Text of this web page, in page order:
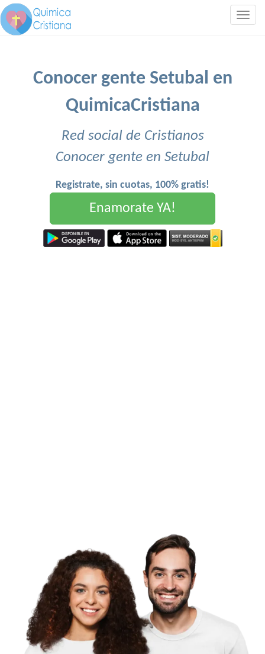
Conocer gente Setubal en
QuimicaCristiana
Red social de Cristianos
Conocer gente en Setubal
Registrate, sin cuotas, 100% gratis!
Enamorate YA!